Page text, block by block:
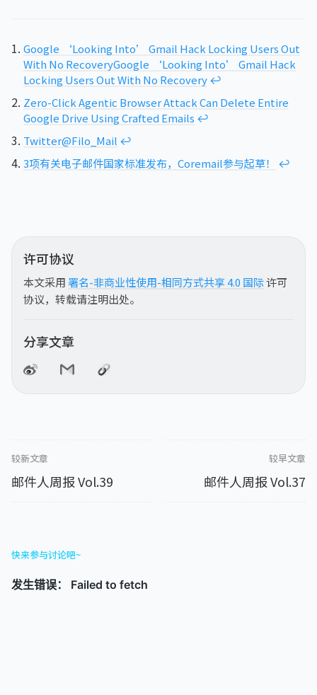
Google ‘Looking Into’ Gmail Hack Locking Users Out
With No RecoveryGoogle ‘Looking Into’ Gmail Hack
Locking Users Out With No Recovery↩︎
Zero-Click Agentic Browser Attack Can Delete Entire
Google Drive Using Crafted Emails ↩︎
Twitter@Filo_Mail ↩︎
3项有关电子邮件国家标准发布，Coremail参与起草！
↩︎
许可协议
本文采用署名-非商业性使用-相同方式共享 4.0 国际许可
协议，转载请注明出处。
分享文章
较新文章
邮件人周报 Vol.39
较早文章
邮件人周报 Vol.37
快来参与讨论吧~